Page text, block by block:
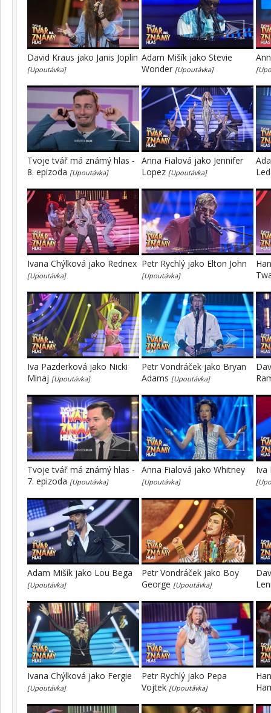
David Kraus jako Janis Joplin
[Upoutávka]
Adam Mišík jako Stevie
Wonder [Upoutávka]
Tvoje tvář má známý hlas -
8. epizoda [Upoutávka]
Anna Fialová jako Jennifer
Lopez [Upoutávka]
Ivana Chýlková jako Rednex
[Upoutávka]
Petr Rychlý jako Elton John
[Upoutávka]
Iva Pazderková jako Nicki
Minaj [Upoutávka]
Petr Vondráček jako Bryan
Adams [Upoutávka]
Tvoje tvář má známý hlas -
7. epizoda [Upoutávka]
Anna Fialová jako Whitney
[Upoutávka]
Iva
Adam Mišík jako Lou Bega
[Upoutávka]
Petr Vondráček jako Boy
George [Upoutávka]
Ivana Chýlková jako Fergie
[Upoutávka]
Petr Rychlý jako Pepa
Vojtek [Upoutávka]